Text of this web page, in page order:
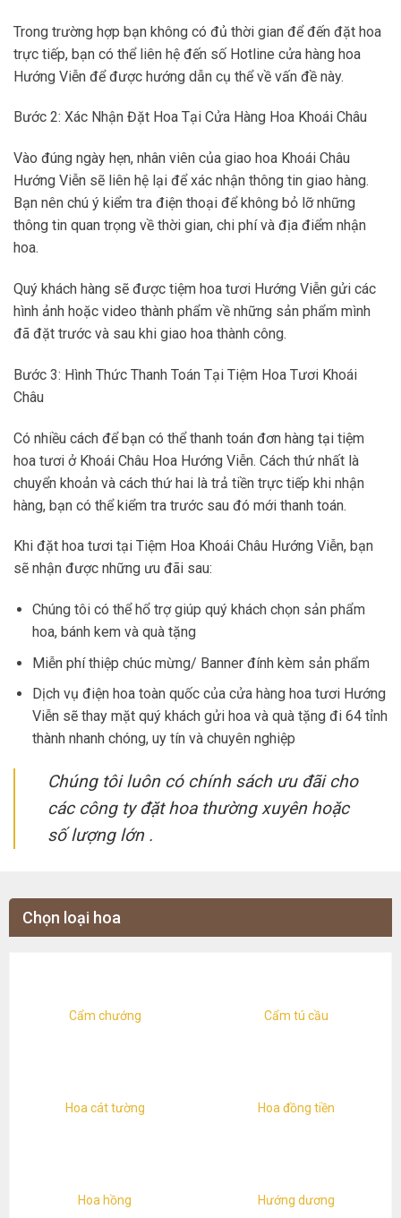
Trong trường hợp bạn không có đủ thời gian để đến đặt hoa
trực tiếp, bạn có thể liên hệ đến số Hotline cửa hàng hoa
Hướng Viễn để được hướng dẫn cụ thể về vấn đề này.
Bước 2: Xác Nhận Đặt Hoa Tại Cửa Hàng Hoa Khoái Châu
Vào đúng ngày hẹn, nhân viên của giao hoa Khoái Châu
Hướng Viễn sẽ liên hệ lại để xác nhận thông tin giao hàng.
Bạn nên chú ý kiểm tra điện thoại để không bỏ lỡ những
thông tin quan trọng về thời gian, chi phí và địa điểm nhận
hoa.
Quý khách hàng sẽ được tiệm hoa tươi Hướng Viễn gửi các
hình ảnh hoặc video thành phẩm về những sản phẩm mình
đã đặt trước và sau khi giao hoa thành công.
Bước 3: Hình Thức Thanh Toán Tại Tiệm Hoa Tươi Khoái
Châu
Có nhiều cách để bạn có thể thanh toán đơn hàng tại tiệm
hoa tươi ở Khoái Châu Hoa Hướng Viễn. Cách thứ nhất là
chuyển khoản và cách thứ hai là trả tiền trực tiếp khi nhận
hàng, bạn có thể kiểm tra trước sau đó mới thanh toán.
Khi đặt hoa tươi tại Tiệm Hoa Khoái Châu Hướng Viễn, bạn
sẽ nhận được những ưu đãi sau:
Chúng tôi có thể hổ trợ giúp quý khách chọn sản phẩm
hoa, bánh kem và quà tặng
Miễn phí thiệp chúc mừng/ Banner đính kèm sản phẩm
Dịch vụ điện hoa toàn quốc của cửa hàng hoa tươi Hướng
Viễn sẽ thay mặt quý khách gửi hoa và quà tặng đi 64 tỉnh
thành nhanh chóng, uy tín và chuyên nghiệp
Chúng tôi luôn có chính sách ưu đãi cho
các công ty đặt hoa thường xuyên hoặc
số lượng lớn .
Chọn loại hoa
Cẩm chướng Cẩm tú cầu
Hoa cát tường Hoa đồng tiền
Hoa hồng Hướng dương